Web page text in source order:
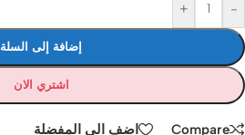
-
+
إضافة إلى السلة
اشتري الان
Compare اضف الى المفضلة